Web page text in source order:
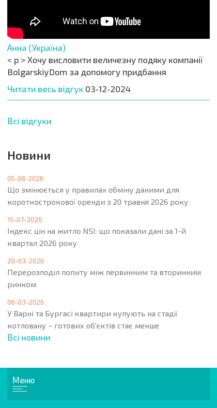
Анна (Україна)
< p > Хочу висловити величезну подяку компанії
BolgarskiyDom за допомогу придбання
Читати весь відгук 03-12-2024
Всі відгуки
Новини
05-08-2026
Що змінюється у правилах обміну даними для
короткострокової оренди з 20 травня 2026 року
15-07-2026
Індекс цін на житло NSI: що показали дані за 1-й
квартал 2026 року
20-03-2026
Перерозподіл попиту між первинним та вторинним
ринком
06-03-2026
У Варні та Бургасі квартири купують на стадії
котловану – готових об'єктів стає менше
Всі новини
Меню